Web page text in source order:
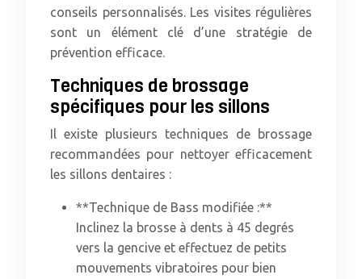
conseils personnalisés. Les visites régulières
sont un élément clé d’une stratégie de
prévention efficace.
Techniques de brossage
spécifiques pour les sillons
Il existe plusieurs techniques de brossage
recommandées pour nettoyer efficacement
les sillons dentaires :
**Technique de Bass modifiée :**
Inclinez la brosse à dents à 45 degrés
vers la gencive et effectuez de petits
mouvements vibratoires pour bien